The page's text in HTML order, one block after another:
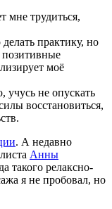
мне трудиться,
практику, но
позитивные
моё
учусь не опускать
восстановиться,
. А недавно
Анны
такого релаксно-
я не пробовал, но